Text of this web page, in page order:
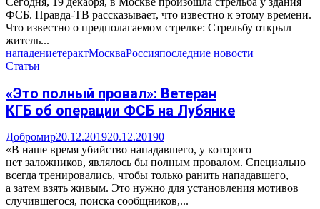
ФСБ. Правда-ТВ рассказывает, что известно к этому времени.
Что известно о предполагаемом стрелке: Стрельбу открыл
житель...
нападениетерактМоскваРоссияпоследние новости
Статьи
«Это полный провал»: Ветеран
КГБ об операции ФСБ на Лубянке
Добромир20.12.201920.12.20190
«В наше время убийство нападавшего, у которого
нет заложников, являлось бы полным провалом. Специально
всегда тренировались, чтобы только ранить нападавшего,
а затем взять живым. Это нужно для установления мотивов
случившегося, поиска сообщников,...